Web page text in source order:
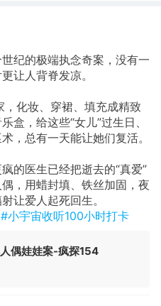
纪的极端执念奇案，没有一
让人背脊发凉。
化妆、穿裙、填充成精致
盒，给这些“女儿”过生日、
，总有一天能让她们复活。
的医生已经把逝去的“真爱”
，用蜡封填、铁丝加固，夜
让爱人起死回生。
#小宇宙收听100小时打卡
偶娃娃案-疯探154